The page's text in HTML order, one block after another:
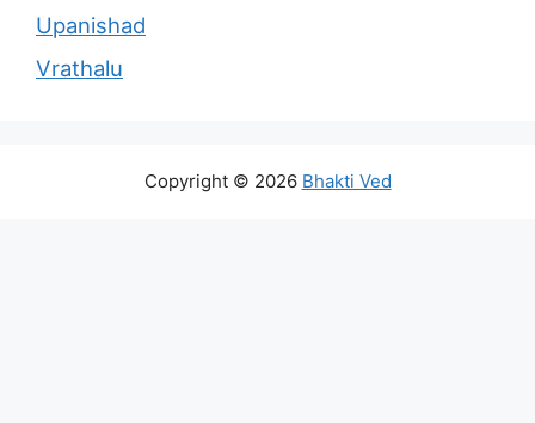
Upanishad
Vrathalu
Copyright © 2026 Bhakti Ved